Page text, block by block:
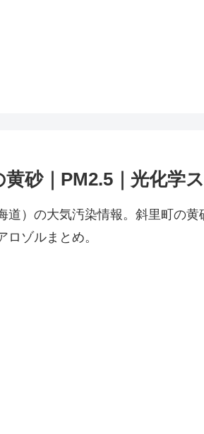
黄砂｜PM2.5｜光化学
道）の大気汚染情報。斜里町の
ロゾルまとめ。